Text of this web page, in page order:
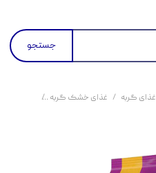
جستجو
غذای گربه غذای خشک گربه